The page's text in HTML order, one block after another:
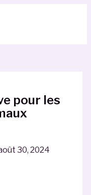
pour les
30, 2024